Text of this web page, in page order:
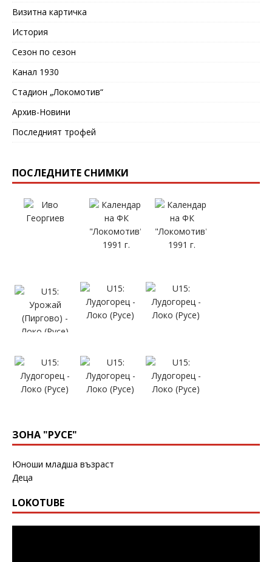
Визитна картичка
История
Сезон по сезон
Канал 1930
Стадион „Локомотив“
Архив-Новини
Последният трофей
ПОСЛЕДНИТЕ СНИМКИ
ЗОНА "РУСЕ"
Юноши младша възраст
Деца
LOKOTUBE